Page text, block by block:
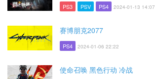
PS3 PSV PS4 2024-01-13 14:07
赛博朋克2077
PS4 2024-01-06 22:22
使命召唤 黑色行动 冷战